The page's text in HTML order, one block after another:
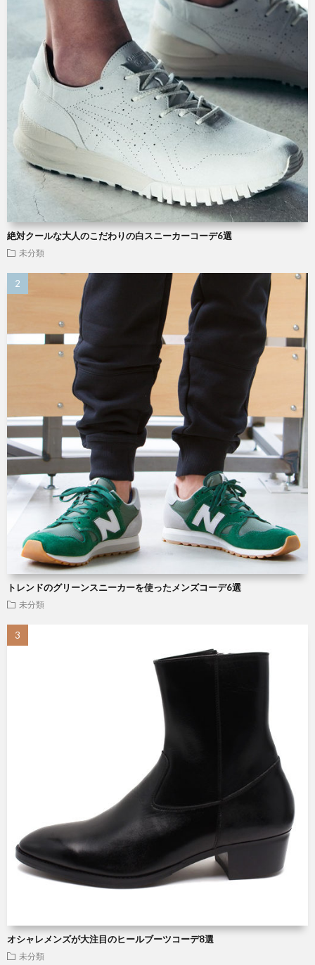
絶対クールな大人のこだわりの白スニーカーコーデ6選
未分類
トレンドのグリーンスニーカーを使ったメンズコーデ6選
未分類
オシャレメンズが大注目のヒールブーツコーデ8選
未分類